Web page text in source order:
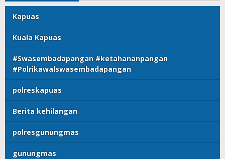
Kapuas
Kuala Kapuas
#Swasembadapangan #ketahananpangan
#Polrikawalswasembadapangan
polreskapuas
Berita kehilangan
polresgunungmas
gunungmas